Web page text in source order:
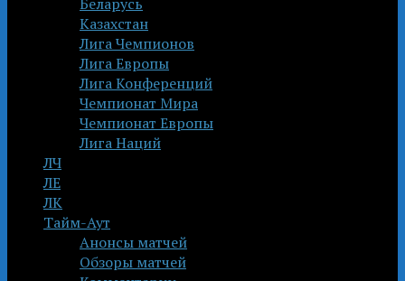
Казахстан
Лига Чемпионов
Лига Европы
Лига Конференций
Чемпионат Мира
Чемпионат Европы
Лига Наций
ЛЧ
ЛЕ
ЛК
Тайм-Аут
Анонсы матчей
Обзоры матчей